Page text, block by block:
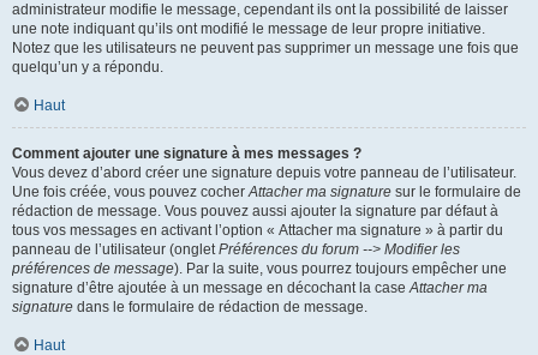
administrateur modifie le message, cependant ils ont la possibilité de laisser
une note indiquant qu’ils ont modifié le message de leur propre initiative.
Notez que les utilisateurs ne peuvent pas supprimer un message une fois que
quelqu’un y a répondu.
Haut
Comment ajouter une signature à mes messages ?
Vous devez d’abord créer une signature depuis votre panneau de l’utilisateur.
Une fois créée, vous pouvez cocherAttacher ma signature sur le formulaire de
rédaction de message. Vous pouvez aussi ajouter la signature par défaut à
tous vos messages en activant l’option « Attacher ma signature » à partir du
panneau de l’utilisateur (ongletPréférences du forum --> Modifier les
préférences de message). Par la suite, vous pourrez toujours empêcher une
signature d’être ajoutée à un message en décochant la caseAttacher ma
signature dans le formulaire de rédaction de message.
Haut